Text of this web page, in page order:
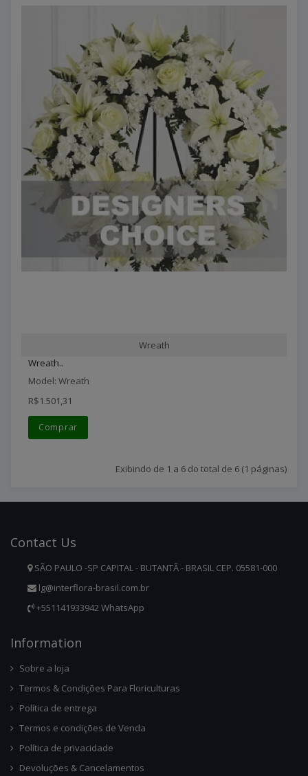
Wreath
Wreath..
Model: Wreath
R$1.501,31
Comprar
Exibindo de 1 a 6 do total de 6 (1 páginas)
Contact Us
SÃO PAULO -SP CAPITAL - BUTANTÃ - BRASIL CEP. 05581-000
lg@interflora-brasil.com.br
+551141933942 WhatsApp
InforMation
Sobre a loja
Termos & Condições Para Floriculturas
Política de entrega
Termos e condições de Venda
Política de privacidade
Devoluções & Cancelamentos